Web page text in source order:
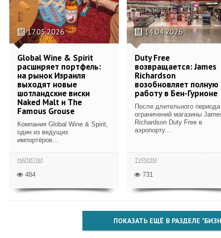
17.05.2026
Global Wine & Spirit
расширяет портфель:
на рынок Израиля
выходят новые
шотландские виски
Naked Malt и The
Famous Grouse
Компания Global Wine & Spirit,
один из ведущих
импортёров...
НАПИТКИ
484
14.04.2026
Duty Free
возвращается: James
Richardson
возобновляет полную
работу в Бен-Гурионе
После длительного периода
ограничений магазины
Richardson Duty Free в
аэропорту...
ТУРИЗМ
731
ПОКАЗАТЬ ЕЩЁ В РАЗДЕЛЕ